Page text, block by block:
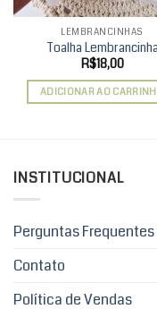
LEMBRANCINHAS
Toalha Lembrancinha
R$18,00
ADICIONAR AO
INSTITUCIONAL
Perguntas Frequentes
Contato
Política de Vendas